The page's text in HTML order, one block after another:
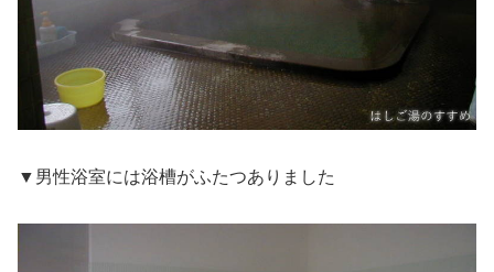
▼男性浴室には浴槽がふたつありました